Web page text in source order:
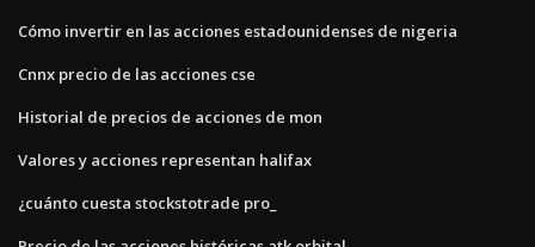
Cómo invertir en las acciones estadounidenses de nigeria
Cnnx precio de las acciones cse
Historial de precios de acciones de mon
Valores y acciones representan halifax
¿cuánto cuesta stockstotrade pro_